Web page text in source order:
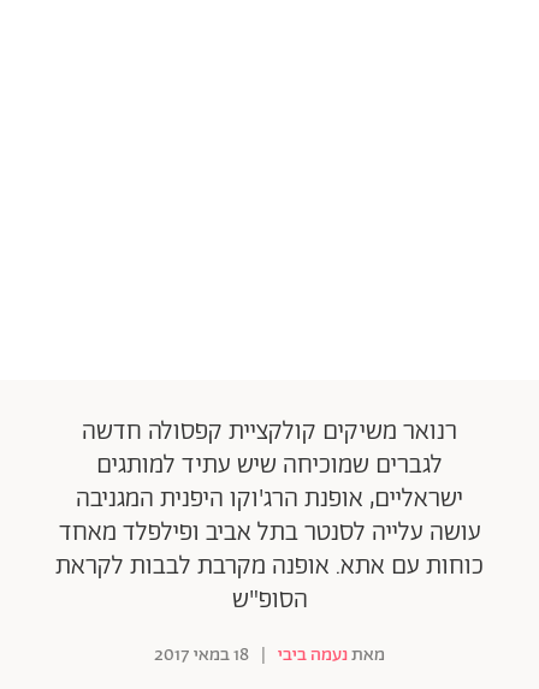
רנואר משיקים קולקציית קפסולה חדשה
לגברים שמוכיחה שיש עתיד למותגים
ישראליים, אופנת הרג'וקו היפנית המגניבה
עושה עלייה לסנטר בתל אביב ופילפלד מאחד
כוחות עם אתא. אופנה מקרבת לבבות לקראת
הסופ"ש
מאתנעמה ביבי | 18 במאי 2017